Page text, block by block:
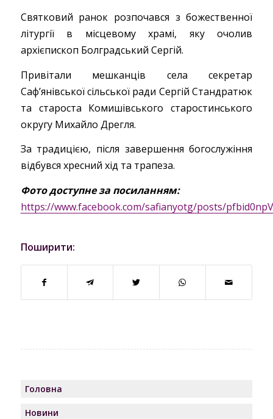
Святковий ранок розпочався з божественної
літургії в місцевому храмі, яку очолив
архієпископ Болградський Сергій.
Привітали мешканців села секретар
Сафʼянівської сільської ради Сергій Стандратюк
та староста Комишівського старостинського
округу Михайло Дрегля.
За традицією, після завершення богослужіння
відбувся хресний хід та трапеза.
Фото доступне за посиланням:
https://www.facebook.com/safianyotg/posts/
Поширити:
Головна
Новини